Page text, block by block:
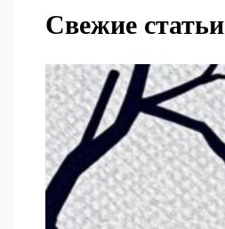
Свежие статьи